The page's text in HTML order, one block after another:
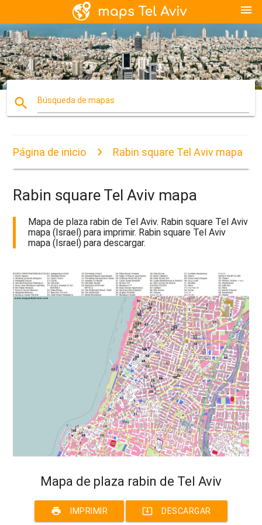
menu
search Búsqueda de mapas
Página de inicio Rabin square Tel Aviv mapa
Rabin square Tel Aviv mapa
Mapa de plaza rabin de Tel Aviv. Rabin square Tel Aviv
mapa (Israel) para imprimir. Rabin square Tel Aviv
mapa (Israel) para descargar.
Mapa de plaza rabin de Tel Aviv
print IMPRIMIR system_update_alt DESCARGAR